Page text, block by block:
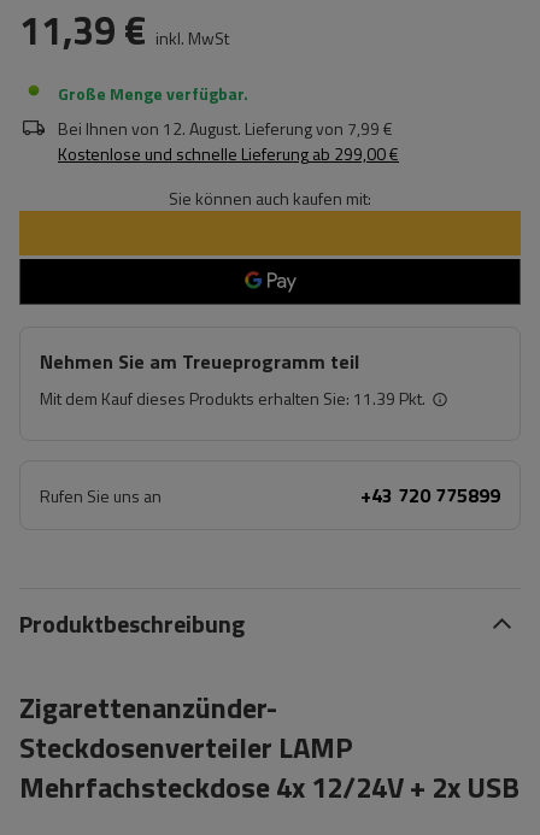
11,39 € inkl. MwSt
Große Menge verfügbar
Bei Ihnen von 12. August. Lieferung von 7,99 €
Kostenlose und schnelle Lieferungab 299,00 €
Sie können auch kaufen mit:
Nehmen Sie am Treueprogramm teil
Mit dem Kauf dieses Produkts erhalten Sie: 11.39 Pkt.
Rufen Sie uns an +43 720 775899
Produktbeschreibung
Zigarettenanzünder-
Steckdosenverteiler LAMP
Mehrfachsteckdose 4x 12/24V + 2x USB